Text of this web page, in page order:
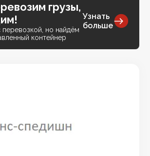
грузы,
но найдём
контейнер
Узнать
больше